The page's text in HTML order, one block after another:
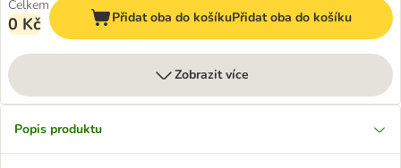
Celkem
0 Kč Přidat oba do košíkuPřidat oba do košíku
Zobrazit více
Popis produktu